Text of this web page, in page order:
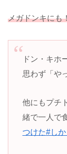
メガドンキにも
ドン・キホ
思わず「や
他にもプチ
緒で一人で
つけた#し